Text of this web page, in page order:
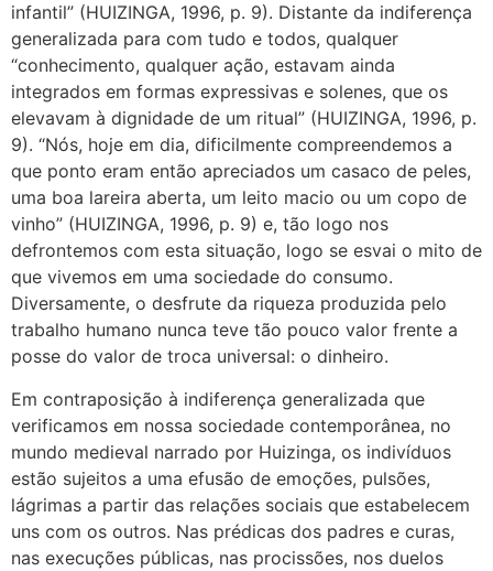
infantil” (HUIZINGA, 1996, p. 9). Distante da indiferença
generalizada para com tudo e todos, qualquer
“conhecimento, qualquer ação, estavam ainda
integrados em formas expressivas e solenes, que os
elevavam à dignidade de um ritual” (HUIZINGA, 1996, p.
9). “Nós, hoje em dia, dificilmente compreendemos a
que ponto eram então apreciados um casaco de peles,
uma boa lareira aberta, um leito macio ou um copo de
vinho” (HUIZINGA, 1996, p. 9) e, tão logo nos
defrontemos com esta situação, logo se esvai o mito de
que vivemos em uma sociedade do consumo.
Diversamente, o desfrute da riqueza produzida pelo
trabalho humano nunca teve tão pouco valor frente a
posse do valor de troca universal: o dinheiro.
Em contraposição à indiferença generalizada que
verificamos em nossa sociedade contemporânea, no
mundo medieval narrado por Huizinga, os indivíduos
estão sujeitos a uma efusão de emoções, pulsões,
lágrimas a partir das relações sociais que estabelecem
uns com os outros. Nas prédicas dos padres e curas,
nas execuções públicas, nas procissões, nos duelos